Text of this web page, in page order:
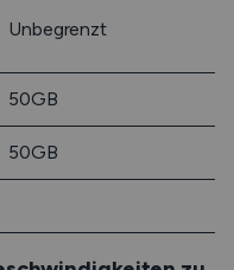
Unbegrenzt
50GB
50GB